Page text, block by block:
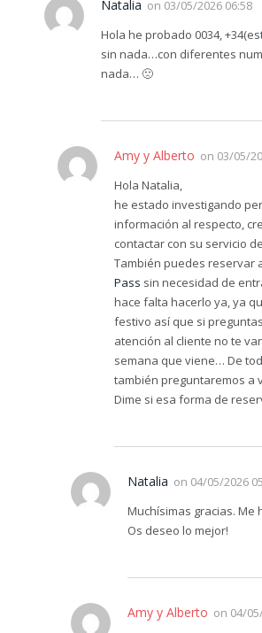
Natalia on 03/05/2026 06:58
Hola he probado 0034,
sin nada…con diferentes
nada… 🙁
Amy y Alberto on 03/05/
Hola Natalia,
he estado investigando
información al respecto,
contactar con su servicio
También puedes reservar
Pass sin necesidad de
hace falta hacerlo ya, ya
festivo así que si
atención al cliente no te
semana que viene… De
también preguntaremos a
Dime si esa forma de
Natalia on 04/05/2026
Muchísimas gracias. Me
Os deseo lo mejor!
Amy y Alberto on 04/